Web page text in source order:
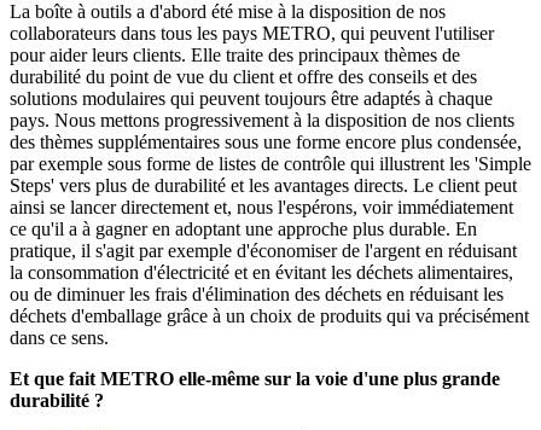
La boîte à outils a d'abord été mise à la disposition de nos
collaborateurs dans tous les pays METRO, qui peuvent l'utiliser
pour aider leurs clients. Elle traite des principaux thèmes de
durabilité du point de vue du client et offre des conseils et des
solutions modulaires qui peuvent toujours être adaptés à chaque
pays. Nous mettons progressivement à la disposition de nos clients
des thèmes supplémentaires sous une forme encore plus condensée,
par exemple sous forme de listes de contrôle qui illustrent les 'Simple
Steps' vers plus de durabilité et les avantages directs. Le client peut
ainsi se lancer directement et, nous l'espérons, voir immédiatement
ce qu'il a à gagner en adoptant une approche plus durable. En
pratique, il s'agit par exemple d'économiser de l'argent en réduisant
la consommation d'électricité et en évitant les déchets alimentaires,
ou de diminuer les frais d'élimination des déchets en réduisant les
déchets d'emballage grâce à un choix de produits qui va précisément
dans ce sens.
Et que fait METRO elle-même sur la voie d'une plus grande
durabilité ?